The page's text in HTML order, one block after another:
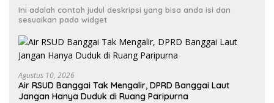
Ini adalah contoh judul deskripsi yang bisa anda isi dan
sesuaikan pada widget
Agustus 10, 2026
Air RSUD Banggai Tak Mengalir, DPRD Banggai Laut
Jangan Hanya Duduk di Ruang Paripurna